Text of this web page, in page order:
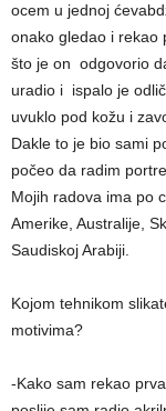
ocem u jednoj
onako gledao i rekao
što je on odgovorio
uradio i ispalo je
uvuklo pod kožu i
Dakle to je bio sami
počeo da radim
Mojih radova ima po
Amerike, Australije,
Saudiskoj Arabiji.
Kojom tehnikom
motivima?
-Kako sam rekao